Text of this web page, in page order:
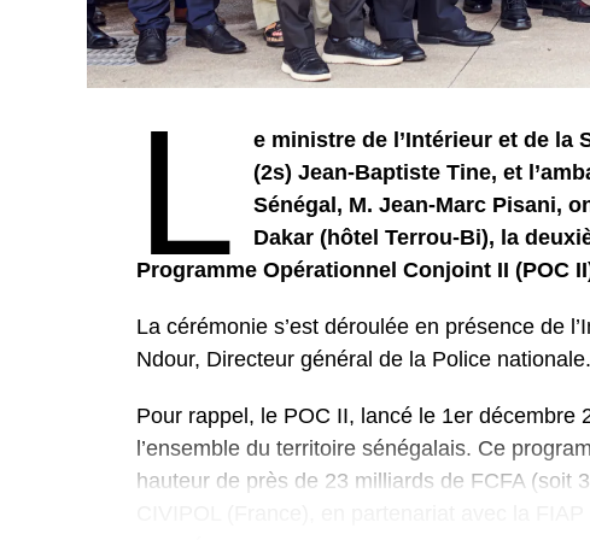
L
e ministre de l’Intérieur et de la
(2s) Jean-Baptiste Tine, et
Sénégal, M. Jean-Marc Pisani,
Dakar (hôtel Terrou-Bi), la
Programme Opérationnel Conjoint II (POC
La cérémonie s’est déroulée en présence de
Ndour, Directeur général de la Police nationale.
Pour rappel, le POC II, lancé le 1er décembre
l’ensemble du territoire sénégalais. Ce
hauteur de près de 23 milliards de FCFA (soit